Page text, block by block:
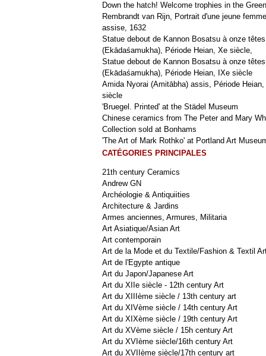
Down the hatch! Welcome trophies in the
Rembrandt van Rijn, Portrait d'une jeune femme
assise, 1632
Statue debout de Kannon Bosatsu à onze têtes
(Ekādaśamukha), Période Heian, Xe siècle,
Statue debout de Kannon Bosatsu à onze têtes
(Ekādaśamukha), Période Heian, IXe siècle
Amida Nyorai (Amitābha) assis, Période
siècle
'Bruegel. Printed' at the Städel Museum
Chinese ceramics from The Peter and Mary
Collection sold at Bonhams
'The Art of Mark Rothko' at Portland Art
CATÉGORIES PRINCIPALES
21th century Ceramics
Andrew GN
Archéologie & Antiquiities
Architecture & Jardins
Armes anciennes, Armures, Militaria
Art Asiatique/Asian Art
Art contemporain
Art de la Mode et du Textile/Fashion & Textil
Art de l'Egypte antique
Art du Japon/Japanese Art
Art du XIIe siècle - 12th century Art
Art du XIIIème siècle / 13th century art
Art du XIVème siècle / 14th century Art
Art du XIXème siècle / 19th century Art
Art du XVème siècle / 15h century Art
Art du XVIème siècle/16th century Art
Art du XVIIème siècle/17th century art